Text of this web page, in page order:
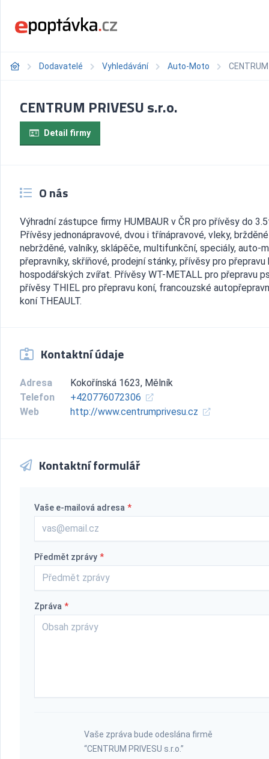
Dodavatelé Vyhledávání Auto-Moto
CENTRUM PRIVESU s.r.o.
Detail firmy
O nás
Výhradní zástupce firmy HUMBAUR v ČR pro přívěsy do
Přívěsy jednonápravové, dvou i třínápravové, vleky,
nebržděné, valníky, sklápěče, multifunkční, speciály, auto-
přepravníky, skříňové, prodejní stánky, přívěsy pro přepravu
hospodářských zvířat. Přívěsy WT-METALL pro přepravu
přívěsy THIEL pro přepravu koní, francouzské
koní THEAULT.
Kontaktní údaje
Adresa
Kokořínská 1623, Mělník
Telefon
+420776072306
Web
http://www.centrumprivesu.cz
Kontaktní formulář
Vaše e-mailová adresa *
Předmět zprávy *
Zpráva *
Vaše zpráva bude odeslána firmě
“CENTRUM PRIVESU s.r.o.”